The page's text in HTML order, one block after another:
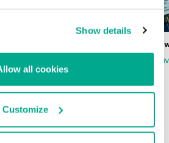
Show details
all cookies
Customize
2026
Estado del
MARC